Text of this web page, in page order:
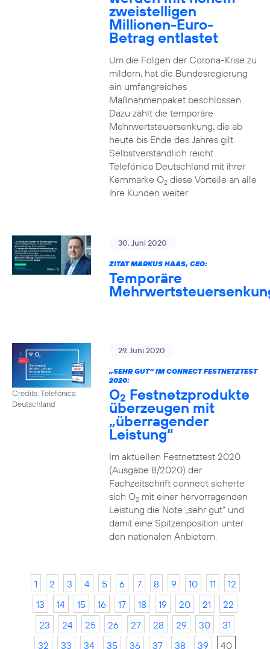
zweistelligen
Millionen-Euro-
Betrag entlastet
Um die Folgen der Corona-Krise zu
mildern, hat die Bundesregierung
ein umfangreiches
Maßnahmenpaket beschlossen.
Dazu zählt die temporäre
Mehrwertsteuersenkung, die ab
heute bis Ende des Jahres gilt.
Selbstverständlich reicht
Telefónica Deutschland mit ihrer
Kernmarke O2diese Vorteile an alle
ihre Kunden weiter.
30. Juni 2020
ZITAT MARKUS HAAS, CEO:
Temporäre
Credits: Telefónica
Deutschland
29. Juni 2020
„SEHR GUT“ IM CONNECT FESTNETZTEST
2020:
O2 Festnetzprodukte
überzeugen mit
„überragender
Leistung“
Im aktuellen Festnetztest 2020
(Ausgabe 8/2020) der
Fachzeitschrift connect sicherte
sich O2mit einer hervorragenden
Leistung die Note „sehr gut“ und
damit eine Spitzenposition unter
den nationalen Anbietern.
1 2 3 4 5 6 7 8 9 10 11
12
13
14 15 16 17 18 19 20 21
22
23
24 25 26 27 28 29 30
31
32
33 34 35 36 37 38 39 40